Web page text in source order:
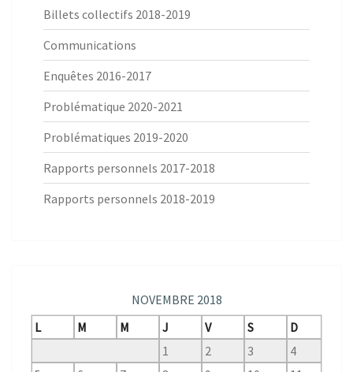
Billets collectifs 2018-2019
Communications
Enquêtes 2016-2017
Problématique 2020-2021
Problématiques 2019-2020
Rapports personnels 2017-2018
Rapports personnels 2018-2019
NOVEMBRE 2018
L
M M J V S
D
1
2 3
4